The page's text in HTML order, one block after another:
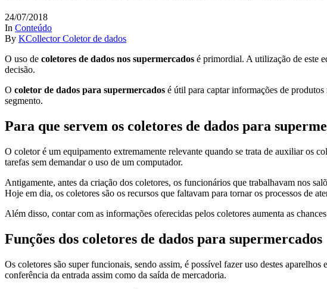
24/07/2018
In Conteúdo
By KCollector Coletor de dados
O uso de coletores de dados nos supermercados é primordial. A utilização de este
decisão.
O coletor de dados para supermercados é útil para captar informações de
segmento.
Para que servem os coletores de dados para
O coletor é um equipamento extremamente relevante quando se trata de auxiliar os
tarefas sem demandar o uso de um computador.
Antigamente, antes da criação dos coletores, os funcionários que trabalhavam nos
Hoje em dia, os coletores são os recursos que faltavam para tornar os processos de
Além disso, contar com as informações oferecidas pelos coletores aumenta as
Funções dos coletores de dados para supermercados
Os coletores são super funcionais, sendo assim, é possível fazer uso destes
conferência da entrada assim como da saída de mercadoria.